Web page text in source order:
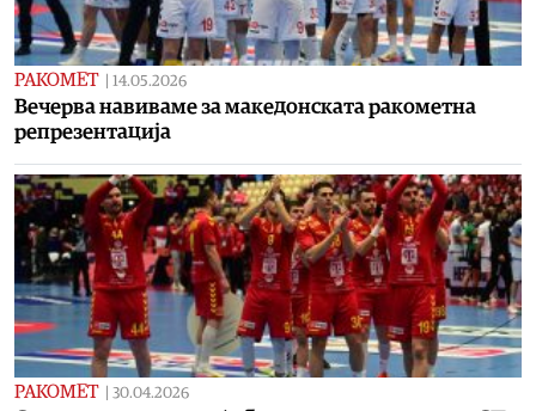
РАКОМЕТ 14.05.2026
Вечерва навиваме за македонската ракометна
репрезентација
РАКОМЕТ 30.04.2026